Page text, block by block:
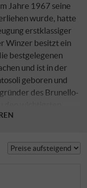
Jahre 1967 seine
wurde, hatte
erstklassiger
Winzer besitzt ein
bestgelegenen
und ist in der
geboren und
des Brunello-
die …